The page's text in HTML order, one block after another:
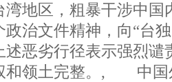
地区，粗暴干涉中国
治文件精神，向“台
恶劣行径表示强烈谴
和领土完整。, 中国